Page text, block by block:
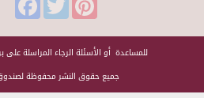
للمساعدة أو الأسئلة الرجاء المراسلة على
جميع حقوق النشر محفوظة لصندوق